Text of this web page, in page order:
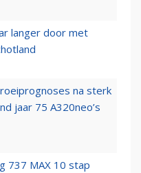
langer door met
na sterk
jaar 75 A320neo’s
737 MAX 10 stap